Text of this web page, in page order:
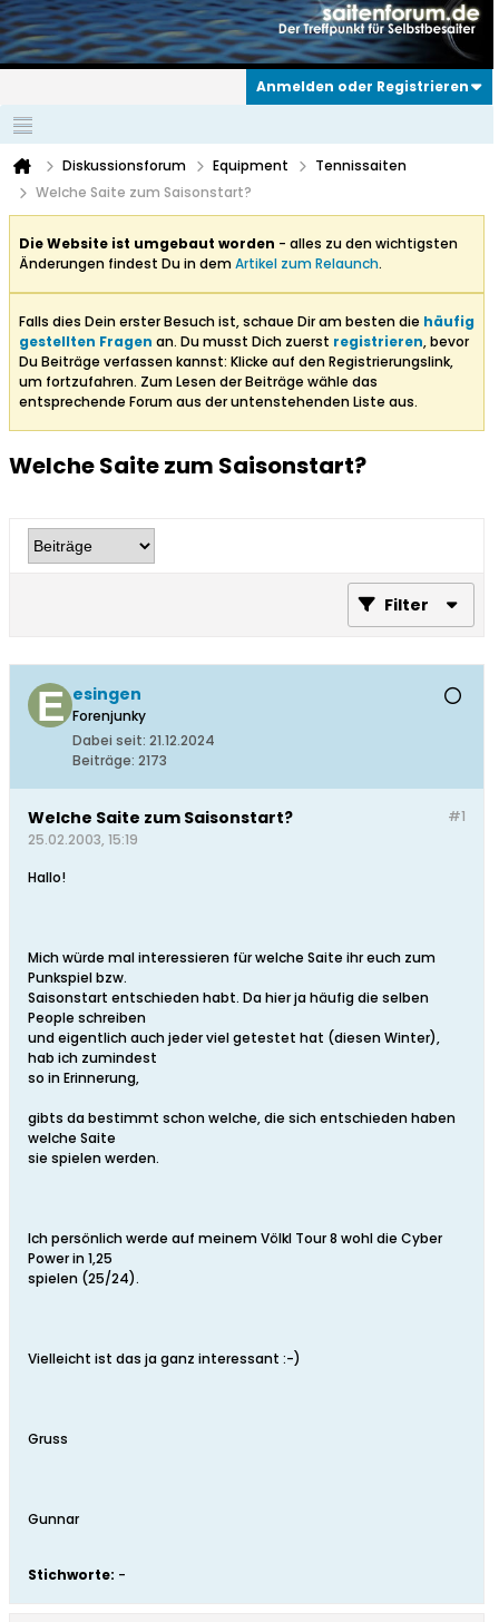
Anmelden oder Registrieren
Diskussionsforum Equipment
Tennissaiten
Welche Saite zum Saisonstart?
Die Website ist umgebaut worden - alles zu den wichtigsten
Änderungen findest Du in demArtikel zum Relaunch.
Falls dies Dein erster Besuch ist, schaue Dir am besten die häufig
gestellten Fragen an. Du musst Dich zuerst registrieren, bevor
Du Beiträge verfassen kannst: Klicke auf den Registrierungslink,
um fortzufahren. Zum Lesen der Beiträge wähle das
entsprechende Forum aus der untenstehenden Liste aus.
Welche Saite zum Saisonstart?
Filter
esingen
Forenjunky
Dabei seit: 21.12.2024
Beiträge: 2173
#1
Welche Saite zum Saisonstart?
25.02.2003, 15:19
Hallo!
Mich würde mal interessieren für welche Saite ihr euch zum
Punkspiel bzw.
Saisonstart entschieden habt. Da hier ja häufig die selben
People schreiben
und eigentlich auch jeder viel getestet hat (diesen Winter),
hab ich zumindest
so in Erinnerung,
gibts da bestimmt schon welche, die sich entschieden haben
welche Saite
sie spielen werden.
Ich persönlich werde auf meinem Völkl Tour 8 wohl die Cyber
Power in 1,25
spielen (25/24).
Vielleicht ist das ja ganz interessant :-)
Gruss
Gunnar
Stichworte: -